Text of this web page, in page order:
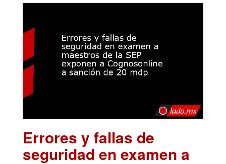
Errores y fallas de
seguridad en examen a